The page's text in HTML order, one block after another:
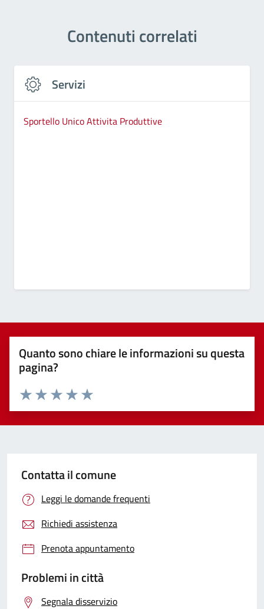
Contenuti correlati
Servizi
Sportello Unico Attivita Produttive
Quanto sono chiare le informazioni su questa
pagina?
Valuta 5 stelle su 5
Valuta 4 stelle su 5
Valuta 3 stelle su 5
Valuta 2 stelle su 5
Valuta 1 stelle su 5
Contatta il comune
Leggi le domande frequenti
Richiedi assistenza
Prenota appuntamento
Problemi in città
Segnala disservizio